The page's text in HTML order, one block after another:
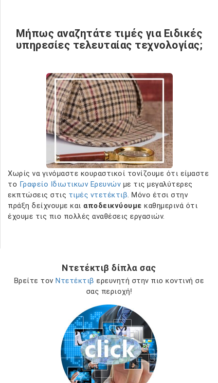
Μήπως αναζητάτε τιμές για Ειδικές
υπηρεσίες τελευταίας τεχνολογίας;
Χωρίς να γινόμαστε κουραστικοί τονίζουμε ότι είμαστε
το Γραφείο Ιδιωτικων Ερευνών με τις μεγαλύτερες
εκπτώσεις στις τιμές ντετέκτιβ. Μόνο έτσι στην
πράξη δείχνουμε και αποδεικνύουμε καθημερινά ότι
έχουμε τις πιο πολλές αναθέσεις εργασιών.
Ντετέκτιβ δίπλα σας
Βρείτε τονΝτετέκτιβ ερευνητή στην πιο κοντινή σε
σας περιοχή!